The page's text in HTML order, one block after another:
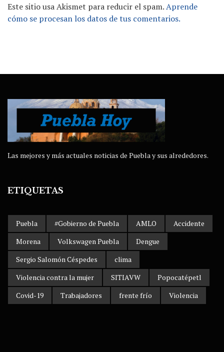
Este sitio usa Akismet para reducir el spam.Aprende
cómo se procesan los datos de tus comentarios.
Las mejores y más actuales noticias de Puebla y sus alrededores.
ETIQUETAS
Puebla #Gobierno de Puebla AMLO
Accidente
Morena
Volkswagen Puebla
Dengue
Sergio Salomón Céspedes
clima
Violencia contra la mujer
SITIAVW
Popocatépetl
Covid-19
Trabajadores frente frío Violencia